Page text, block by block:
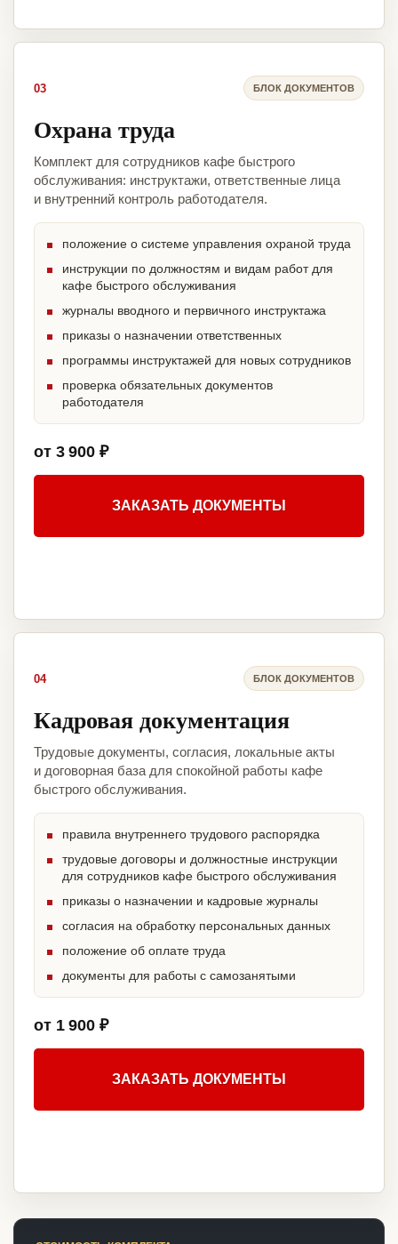
03 БЛОК ДОКУМЕНТОВ
Охрана труда
Комплект для сотрудников кафе быстрого
обслуживания: инструктажи, ответственные лица
и внутренний контроль работодателя.
положение о системе управления охраной труда
инструкции по должностям и видам работ для
кафе быстрого обслуживания
журналы вводного и первичного инструктажа
приказы о назначении ответственных
программы инструктажей для новых сотрудников
проверка обязательных документов
работодателя
от 3 900 ₽
ЗАКАЗАТЬ ДОКУМЕНТЫ
04 БЛОК ДОКУМЕНТОВ
Кадровая документация
Трудовые документы, согласия, локальные акты
и договорная база для спокойной работы кафе
быстрого обслуживания.
правила внутреннего трудового распорядка
трудовые договоры и должностные инструкции
для сотрудников кафе быстрого обслуживания
приказы о назначении и кадровые журналы
согласия на обработку персональных данных
положение об оплате труда
документы для работы с самозанятыми
от 1 900 ₽
ЗАКАЗАТЬ ДОКУМЕНТЫ